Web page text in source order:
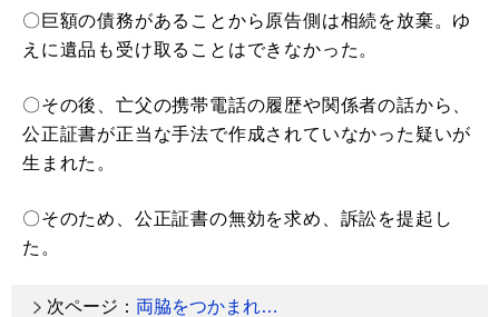
〇巨額の債務があることから原告側は相続を放棄。ゆ
えに遺品も受け取ることはできなかった。
〇その後、亡父の携帯電話の履歴や関係者の話から、
公正証書が正当な手法で作成されていなかった疑いが
生まれた。
〇そのため、公正証書の無効を求め、訴訟を提起し
た。
次ページ： 両脇をつかまれ…